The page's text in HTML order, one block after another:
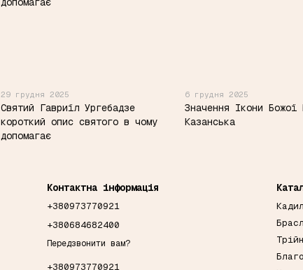
29 грудня 2025
Святий Гавриїл Ургебадзе
короткий опис святого в чому
допомагає
6 грудня 2025
Значення Ікони Божої
Казанська
Контактна інформація
+380973770921
+380684682400
Передзвонити вам?
+380973770921